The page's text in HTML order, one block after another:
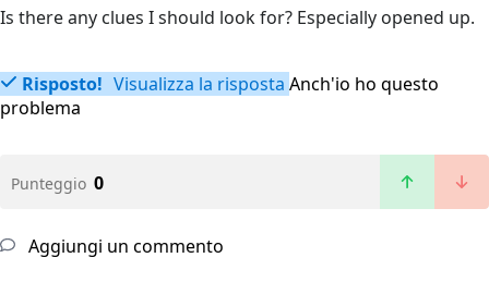
Is there any clues I should look for? Especially opened up.
Risposto! Visualizza la risposta Anch'io ho questo
problema
Punteggio 0
Aggiungi un commento